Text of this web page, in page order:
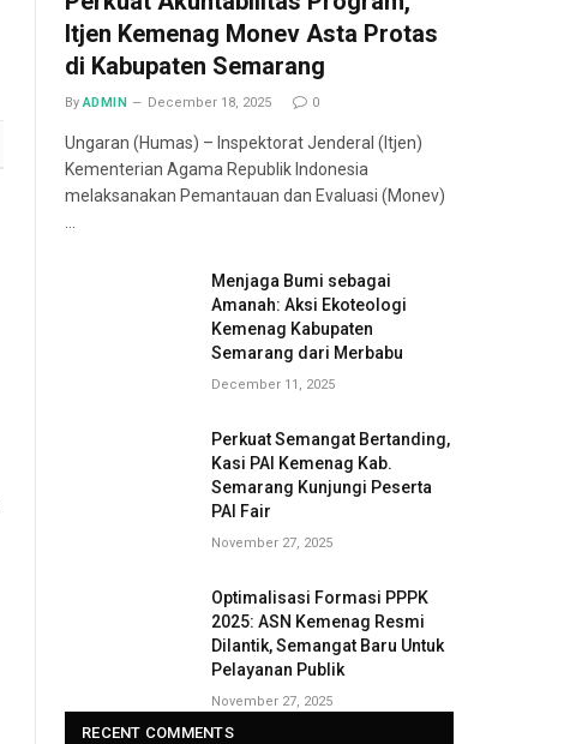
Itjen Kemenag Monev Asta Protas
di Kabupaten Semarang
By ADMIN December 18, 2025 0
Ungaran (Humas) – Inspektorat Jenderal (Itjen)
Kementerian Agama Republik Indonesia
melaksanakan Pemantauan dan Evaluasi (Monev)
…
Menjaga Bumi sebagai
Amanah: Aksi Ekoteologi
Kemenag Kabupaten
Semarang dari Merbabu
December 11, 2025
Perkuat Semangat Bertanding,
Kasi PAI Kemenag Kab.
Semarang Kunjungi Peserta
PAI Fair
November 27, 2025
Optimalisasi Formasi PPPK
2025: ASN Kemenag Resmi
Dilantik, Semangat Baru Untuk
Pelayanan Publik
November 27, 2025
RECENT COMMENTS